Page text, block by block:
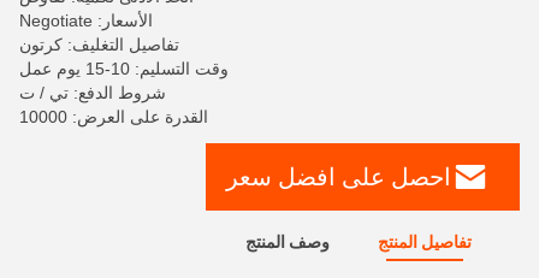
الأسعار: Negotiate
تفاصيل التغليف: كرتون
وقت التسليم: 10-15 يوم عمل
شروط الدفع: تي / ت
القدرة على العرض: 10000
احصل على افضل سعر
تفاصيل المنتج وصف المنتج